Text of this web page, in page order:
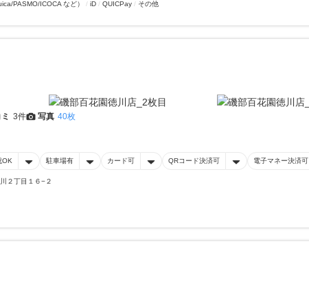
PASMO/ICOCA など） iD QUICPay その他
3件 写真 40枚
OK 駐車場有 カード可 QRコード決済可 電子マネー決済可
２丁目１６−２